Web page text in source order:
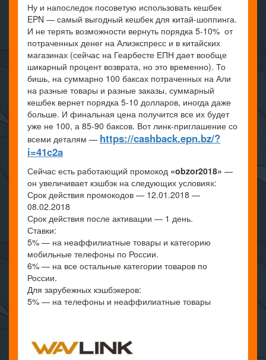
Ну и напоследок посоветую использовать кешбек
EPN — самый выгодный кешбек для китай-шоппинга.
И не терять возможности вернуть порядка 5-10% от
потраченных денег на Алиэкспресс и в китайских
магазинах (сейчас на Геарбесте ЕПН дает вообще
шикарный процент возврата, но это временно). То
бишь, на суммарно 100 баксах потраченных на Али
на разные товары и разные заказы, суммарный
кешбек вернет порядка 5-10 долларов, иногда даже
больше. И финальная цена получится все их будет
уже не 100, а 85-90 баксов. Вот линк-приглашение со
всеми деталям — https://cashback.epn.bz/?
i=41c2a
Сейчас есть работающий промокод «obzor2018» —
он увеличивает кэшбэк на следующих условиях:
Срок действия промокодов — 12.01.2018 —
08.02.2018
Срок действия после активации — 1 день.
Ставки:
5% — на неаффилиатные товары и категорию
мобильные телефоны по России.
6% — на все остальные категории товаров по
России.
Для зарубежных кэшбэкеров:
5% — на телефоны и неаффилиатные товары